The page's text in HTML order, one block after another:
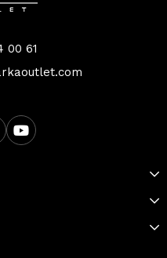
00 61